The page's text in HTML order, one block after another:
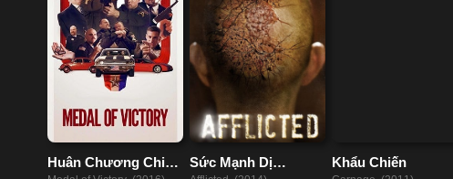
Huân Chương Chiến
Sức Mạnh Dị
Khẩu Chiến